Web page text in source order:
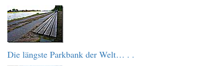
Die längste Parkbank der Welt… . .